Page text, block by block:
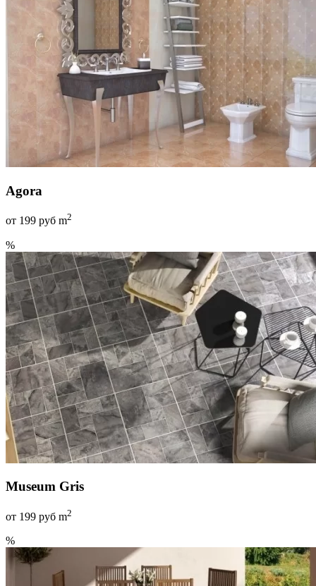
Agora
от 199 руб m2
%
Museum Gris
от 199 руб m2
%